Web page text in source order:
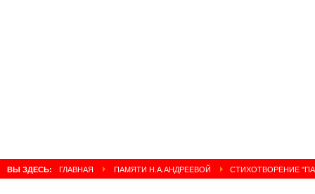
ВЫ ЗДЕСЬ: ГЛАВНАЯ ПАМЯТИ Н.А.АНДРЕЕВОЙ CТИХОТВОРЕНИЕ